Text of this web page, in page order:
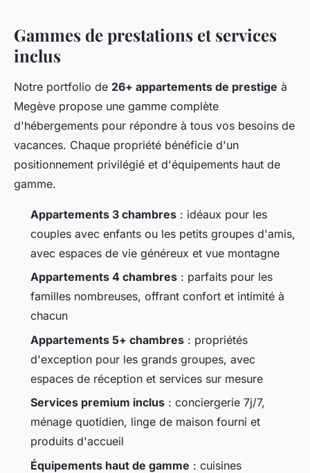
Gammes de prestations et services
inclus
Notre portfolio de 26+ appartements de prestige à
Megève propose une gamme complète
d'hébergements pour répondre à tous vos besoins de
vacances. Chaque propriété bénéficie d'un
positionnement privilégié et d'équipements haut de
gamme.
Appartements 3 chambres : idéaux pour les
couples avec enfants ou les petits groupes d'amis,
avec espaces de vie généreux et vue montagne
Appartements 4 chambres : parfaits pour les
familles nombreuses, offrant confort et intimité à
chacun
Appartements 5+ chambres : propriétés
d'exception pour les grands groupes, avec
espaces de réception et services sur mesure
Services premium inclus : conciergerie 7j/7,
ménage quotidien, linge de maison fourni et
produits d'accueil
Équipements haut de gamme : cuisines